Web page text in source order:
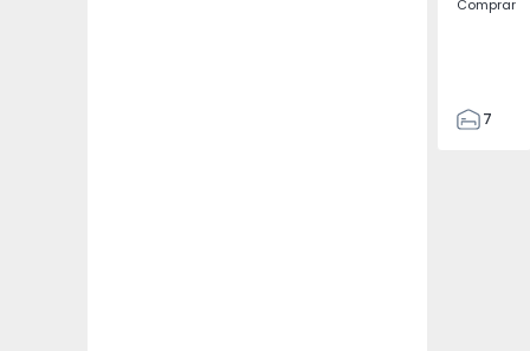
Comprar
7